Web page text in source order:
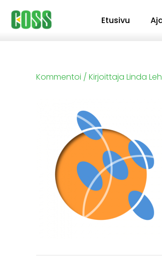
Siirry
sisältöön
Etusivu
Kommentoi / Kirjoittaja Linda